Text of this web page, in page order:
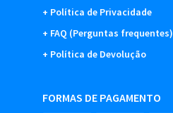
Política de Privacidade
FAQ (Perguntas frequentes)
Política de Devolução
FORMAS DE PAGAMENTO